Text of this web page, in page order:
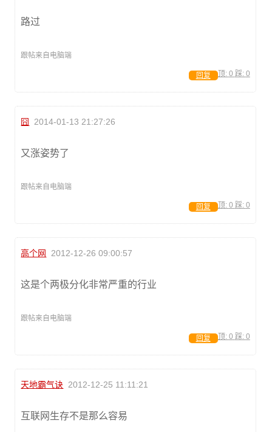
路过
跟帖来自电脑端
顶: 0 踩: 0
回复
囧 2014-01-13 21:27:26
又涨姿势了
跟帖来自电脑端
顶: 0 踩: 0
回复
高个网 2012-12-26 09:00:57
这是个两极分化非常严重的行业
跟帖来自电脑端
顶: 0 踩: 0
回复
天地霸气诀 2012-12-25 11:11:21
互联网生存不是那么容易